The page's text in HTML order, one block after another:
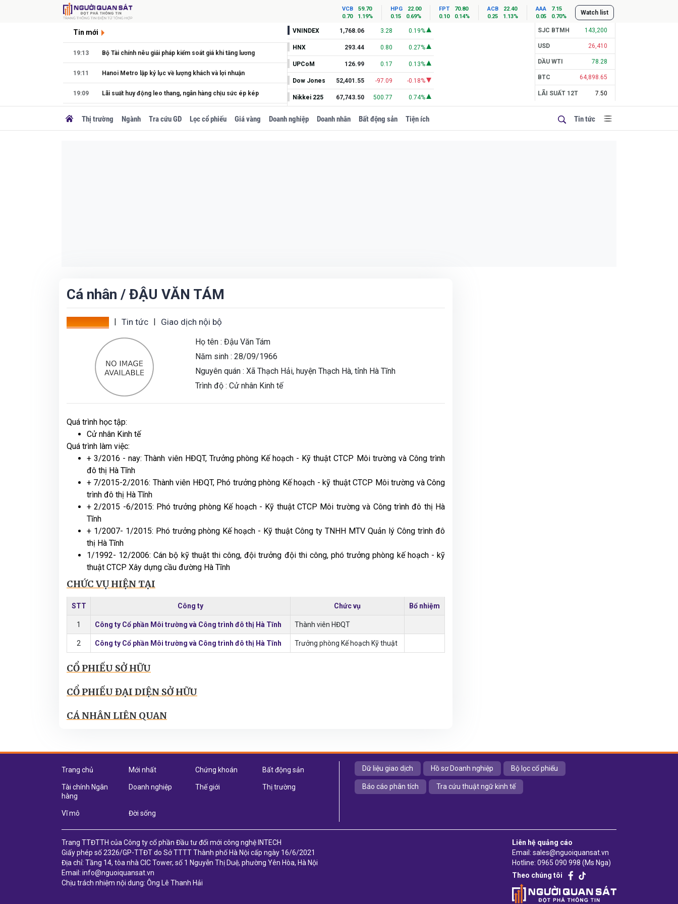
VCB
59.70
0.70
1.19%
HPG
22.00
0.15
0.69%
FPT
70.80
0.10
0.14%
ACB
22.40
0.25
1.13%
AAA
7.15
0.05
0.70%
Watch list
Tin mới
Bộ Tài chính nêu giải pháp kiểm soát giá khi tăng lương
19:13
Hanoi Metro lập kỷ lục về lượng khách và lợi nhuận
19:11
Lãi suất huy động leo thang, ngân hàng chịu sức ép kép
19:09
Dự báo giá vàng mới nhất trong nửa đầu năm 2027
Một tỉnh miền Trung sắp có tổ hợp dự án năng lượng gần 8.000 tỷ
VNINDEX 1,768.06 3.28 0.19%
HNX 293.44 0.80 0.27%
UPCoM 126.99 0.17 0.13%
Dow Jones 52,401.55 -97.09 -0.18%
Nikkei 225 67,743.50 500.77 0.74%
SJC BTMH 143,200
USD 26,410
DẦU WTI 78.28
BTC 64,898.65
LÃI SUẤT 12T 7.50
Thị trường Ngành Tra cứu GD Lọc cổ phiếu Giá vàng Doanh nghiệp Doanh nhân Bất động sản Tiện ích Tin tức
Cá nhân / ĐẬU VĂN TÁM
| Tin tức | Giao dịch nội bộ
Họ tên : Đậu Văn Tám
Năm sinh : 28/09/1966
Nguyên quán : Xã Thạch Hải, huyện Thạch Hà, tỉnh Hà Tĩnh
Trình độ : Cử nhân Kinh tế
Quá trình học tập:
Cử nhân Kinh tế
Quá trình làm việc:
+ 3/2016 - nay: Thành viên HĐQT, Trưởng phòng Kế hoạch - Kỹ thuật CTCP Môi trường và Công trình
đô thị Hà Tĩnh
+ 7/2015-2/2016: Thành viên HĐQT, Phó trưởng phòng Kế hoạch - kỹ thuật CTCP Môi trường và Công
trình đô thị Hà Tĩnh
+ 2/2015 -6/2015: Phó trưởng phòng Kế hoạch - Kỹ thuật CTCP Môi trường và Công trình đô thị Hà
Tĩnh
+ 1/2007- 1/2015: Phó trưởng phòng Kế hoạch - Kỹ thuật Công ty TNHH MTV Quản lý Công trình đô
thị Hà Tĩnh
1/1992- 12/2006: Cán bộ kỹ thuật thi công, đội trưởng đội thi công, phó trưởng phòng kế hoạch - kỹ
thuật CTCP Xây dựng cầu đường Hà Tĩnh
CHỨC VỤ HIỆN TẠI
STT Công ty Chức vụ Bổ nhiệm
1 Công ty Cổ phần Môi trường và Công trình đô thị Hà Tĩnh Thành viên HĐQT
2 Công ty Cổ phần Môi trường và Công trình đô thị Hà Tĩnh Trưởng phòng Kế hoạch Kỹ thuật
CỔ PHIẾU SỞ HỮU
CỔ PHIẾU ĐẠI DIỆN SỞ HỮU
CÁ NHÂN LIÊN QUAN
Dữ liệu giao dịch Hồ sơ Doanh nghiệp Bộ lọc cổ phiếu
Báo cáo phân tích Tra cứu thuật ngữ kinh tế
Trang chủ Mới nhất Chứng khoán Bất động sản
Tài chính Ngân
hàng
Doanh nghiệp Thế giới Thị trường
Vĩ mô Đời sống
Trang TTĐTTH của Công ty cổ phần Đầu tư đổi mới công nghệ INTECH
Giấy phép số 2326/GP-TTĐT do Sở TTTT Thành phố Hà Nội cấp ngày 16/6/2021
Địa chỉ: Tầng 14, tòa nhà CIC Tower, số 1 Nguyễn Thị Duệ, phường Yên Hòa, Hà Nội
Email: info@nguoiquansat.vn
Chịu trách nhiệm nội dung: Ông Lê Thanh Hải
Liên hệ quảng cáo
Email: sales@nguoiquansat.vn
Hotline: 0965 090 998 (Ms Nga)
Theo chúng tôi